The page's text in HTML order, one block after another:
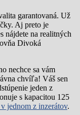
garantovaná. Už
Aj preto je
nájdete na realitných
Divoká
nechce sa vám
chvíľa! Váš sen
jeden z
s kapacitou 125
v jednom z inzerátov.